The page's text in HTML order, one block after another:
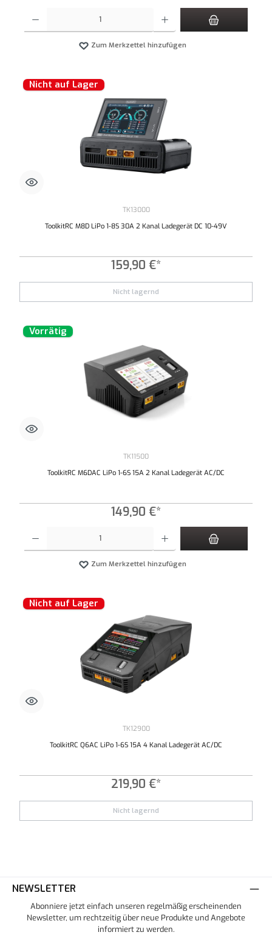
Zum Merkzettel hinzufügen
Nicht auf Lager
TK13000
ToolkitRC M8D LiPo 1-8S 30A 2 Kanal Ladegerät DC 10-49V
159,90 €*
Nicht lagernd
Vorrätig
TK11500
ToolkitRC M6DAC LiPo 1-6S 15A 2 Kanal Ladegerät AC/DC
149,90 €*
Zum Merkzettel hinzufügen
Nicht auf Lager
TK12900
ToolkitRC Q6AC LiPo 1-6S 15A 4 Kanal Ladegerät AC/DC
219,90 €*
Nicht lagernd
NEWSLETTER
Abonniere jetzt einfach unseren regelmäßig erscheinenden
Newsletter, um rechtzeitig über neue Produkte und Angebote
informiert zu werden.